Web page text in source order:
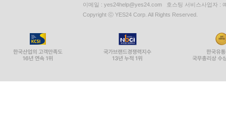
이메일 : yes24help@yes24.com 호스팅 서비스사업자 :
Copyright ⓒ YES24 Corp. All Rights Reserved.